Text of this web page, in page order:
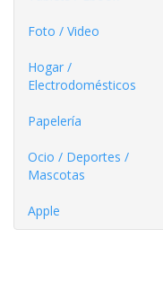
Foto / Video
Hogar /
Electrodomésticos
Papelería
Ocio / Deportes /
Mascotas
Apple